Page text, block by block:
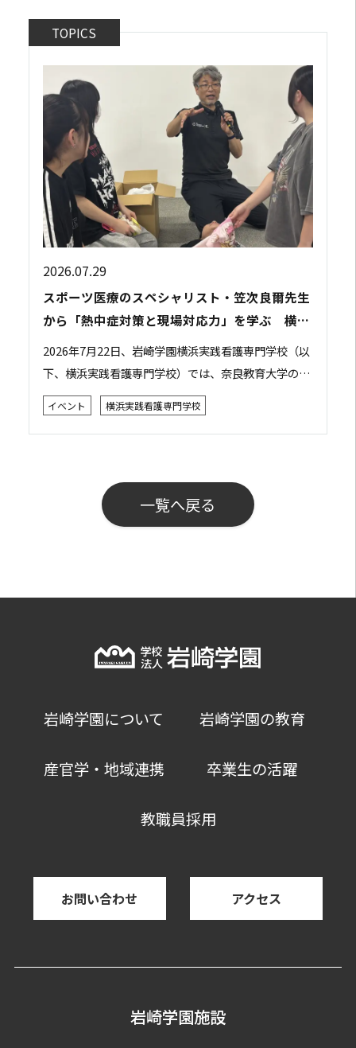
TOPICS
2026.07.29
スポーツ医療のスペシャリスト・笠次良爾先生
から「熱中症対策と現場対応力」を学ぶ 横浜
実践看護専門学校で特別講義を開催
2026年7月22日、岩崎学園横浜実践看護専門学校（以
下、横浜実践看護専門学校）では、奈良教育大学の笠
次良爾先生をお招きし、「災害現場やスポーツ現場で
の判断力・対応力を学ぶ ～熱中症～」をテー...
イベント 横浜実践看護専門学校
一覧へ戻る
岩崎学園について 岩崎学園の教育
産官学・地域連携 卒業生の活躍
教職員採用
お問い合わせ アクセス
岩崎学園施設